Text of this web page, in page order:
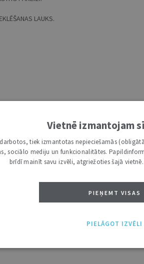
LAUKS.
Vietnē izmantojam
tiek izmantotas nepieciešamās
sociālo mediju un funkcionalitātes.
brīdī mainīt savu izvēli, atgriežoties šajā
PIEŅEMT VISAS
PIELĀGOT IZVĒLI